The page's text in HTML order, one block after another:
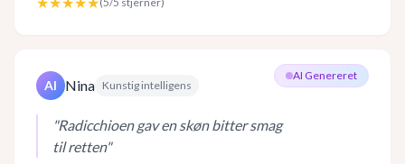
AI Genereret
AI Nina Kunstig intelligens
"Radicchioen gav en skøn bitter smag
til retten"